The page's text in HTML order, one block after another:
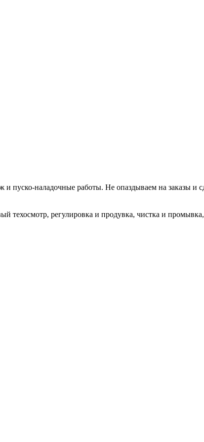
пуско-наладочные работы. Не опаздываем на заказы и
техосмотр, регулировка и продувка, чистка и